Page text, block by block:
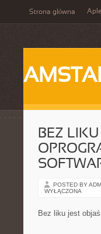
Strona główna Aple
BEZ
POSTED BY
WYŁĄCZONA
Bez liku jest